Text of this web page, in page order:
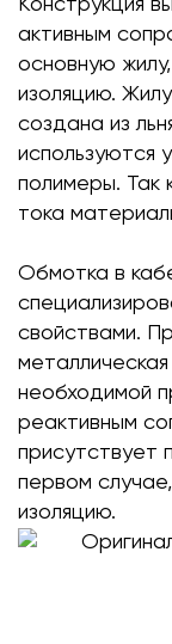
Конструкция
активным
основную
изоляцию.
создана из
используются
полимеры. Так
тока
Обмотка в
свойствами.
необходимой
реактивным
присутствует
первом
изоляцию.